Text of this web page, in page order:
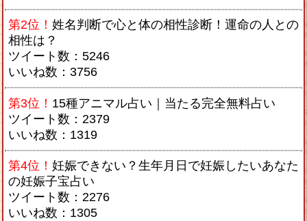
第2位！ 姓名判断で心と体の相性診断！運命の人との
相性は？
ツイート数：5246
いいね数：3756
第3位！ 15種アニマル占い｜当たる完全無料占い
ツイート数：2379
いいね数：1319
第4位！ 妊娠できない？生年月日で妊娠したいあなた
の妊娠子宝占い
ツイート数：2276
いいね数：1305